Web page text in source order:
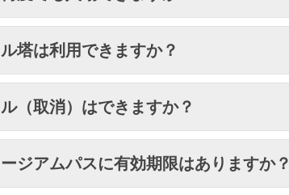
塔は利用できますか？
（取消）はできますか？
ジアムパスに有効期限はありますか？